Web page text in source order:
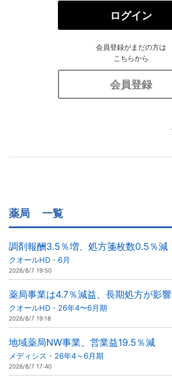
ログイン
会員登録がまだの方は
こちらから
会員登録
薬局 一覧
調剤報酬3.5％増、処方箋枚数0.5％減
クオールHD・6月
2026/8/7 19:50
薬局事業は4.7％減益、長期処方が影響
クオールHD・26年4〜6月期
2026/8/7 19:18
地域薬局NW事業、営業益19.5％減
メディシス・26年4～6月期
2026/8/7 17:40